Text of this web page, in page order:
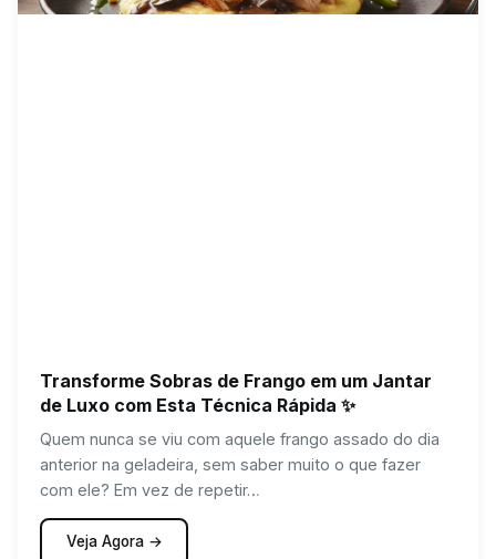
Transforme Sobras de Frango em um Jantar
de Luxo com Esta Técnica Rápida ✨
Quem nunca se viu com aquele frango assado do dia
anterior na geladeira, sem saber muito o que fazer
com ele? Em vez de repetir…
Veja Agora →